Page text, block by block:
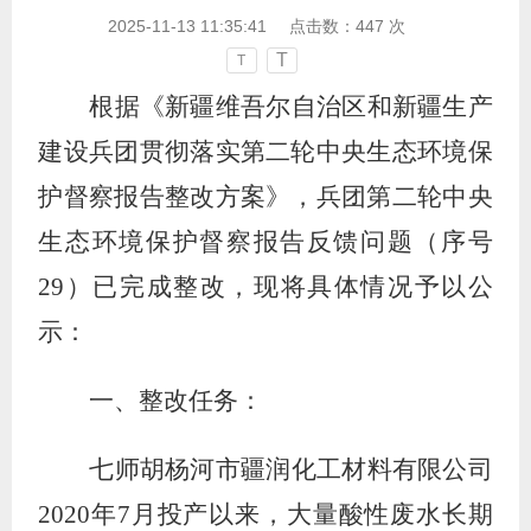
2025-11-13 11:35:41 点击数： 447 次
T T
根据《新疆维吾尔自治区和新疆生产
建设兵团贯彻落实第二轮中央生态环境保
护督察报告整改方案》，兵团第二轮中央
生态环境保护督察报告反馈问题（序号
29 ）已完成整改，现将具体情况予以公
示：
一、整改任务：
七师胡杨河市疆润化工材料有限公司
2020年7 月投产以来，大量酸性废水长期